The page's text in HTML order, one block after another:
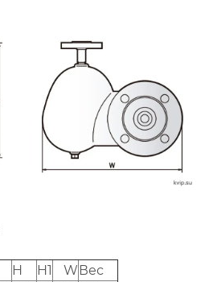
H H1 W Вес